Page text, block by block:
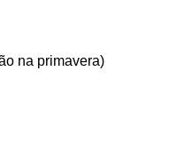
na primavera)